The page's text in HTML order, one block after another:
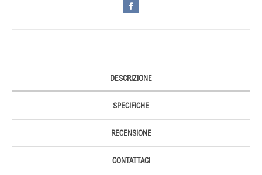
DESCRIZIONE
SPECIFICHE
RECENSIONE
CONTATTACI